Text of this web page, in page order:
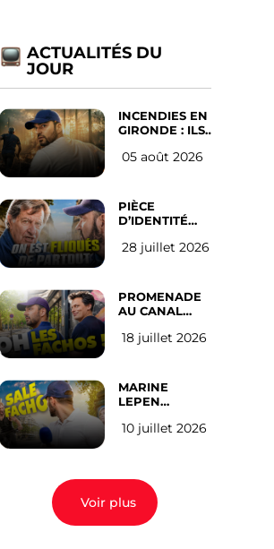
ACTUALITÉS DU
JOUR
INCENDIES EN
GIRONDE : ILS
D’ABANDONNER
05 août 2026
PIÈCE
D’IDENTITÉ
SUR LES
l’avis des
Français
28 juillet 2026
PROMENADE
AU CANAL
(les gauchistes
18 juillet 2026
MARINE
LEPEN
EN 2027 : l’avis
10 juillet 2026
Voir plus